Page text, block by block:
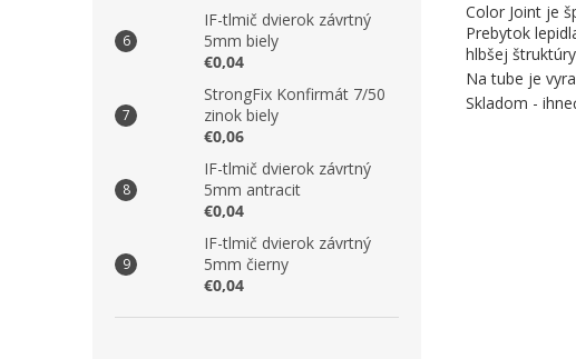
IF-tlmič dvierok závrtný
5mm biely
€0,04
StrongFix Konfirmát 7/50
zinok biely
€0,06
IF-tlmič dvierok závrtný
5mm antracit
€0,04
IF-tlmič dvierok závrtný
5mm čierny
€0,04
Color Joint je
Prebytok
hlbšej
Na tube je
Skladom -